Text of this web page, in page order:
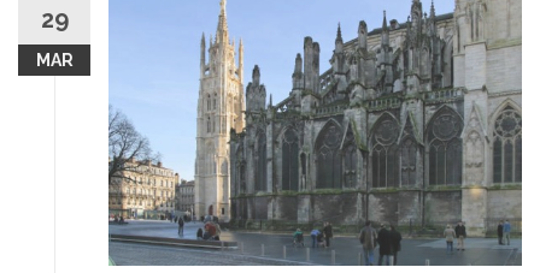
29
MAR